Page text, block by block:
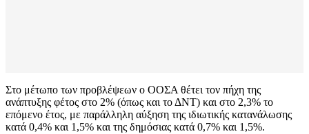
Στο μέτωπο των προβλέψεων ο ΟΟΣΑ θέτει τον πήχη της
ανάπτυξης φέτος στο 2% (όπως και το ΔΝΤ) και στο 2,3% το
επόμενο έτος, με παράλληλη αύξηση της ιδιωτικής κατανάλωσης
κατά 0,4% και 1,5% και της δημόσιας κατά 0,7% και 1,5%.